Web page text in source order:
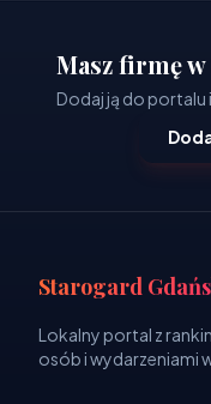
Masz firmę
Dodaj ją do portalu
Starogard
Lokalny portal z
osób i wydarzeniami